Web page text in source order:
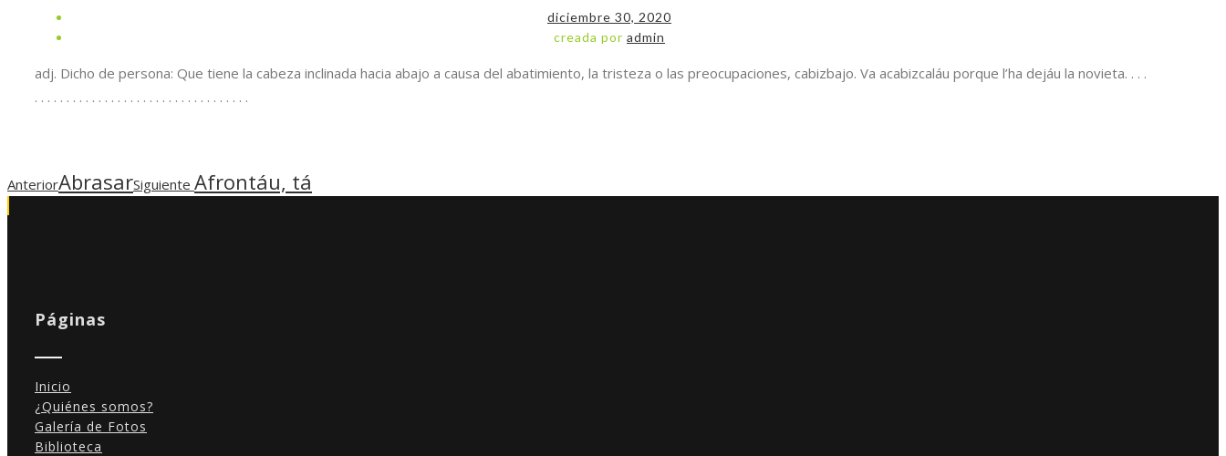
diciembre 30, 2020
creada por admin
adj. Dicho de persona: Que tiene la cabeza inclinada hacia abajo a causa del abatimiento, la tristeza o las preocupaciones, cabizbajo. Va acabizcaláu porque l’ha dejáu la novieta. . . .
. . . . . . . . . . . . . . . . . . . . . . . . . . . . . . . . . .
AnteriorAbrasarSiguiente Afrontáu, tá
Páginas
Inicio
¿Quiénes somos?
Galería de Fotos
Biblioteca